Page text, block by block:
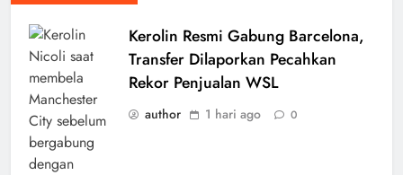
Kerolin Resmi Gabung Barcelona,
Transfer Dilaporkan Pecahkan
Rekor Penjualan WSL
author 1 hari ago 0